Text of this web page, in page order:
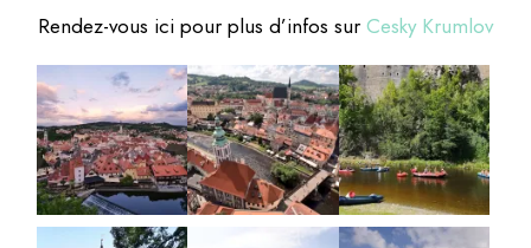
Rendez-vous ici pour plus d’infos sur Cesky Krumlov